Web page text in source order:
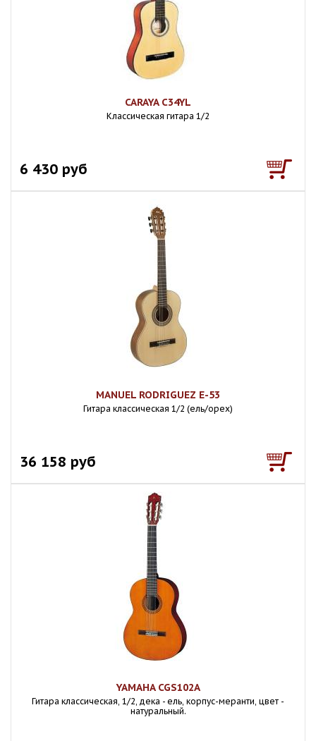
CARAYA C34YL
Классическая гитара 1/2
6 430 руб
MANUEL RODRIGUEZ E-53
Гитара классическая 1/2 (ель/орех)
36 158 руб
YAMAHA CGS102A
Гитара классическая, 1/2, дека - ель, корпус-меранти, цвет -
натуральный.